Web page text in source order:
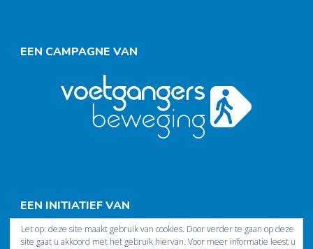
EEN CAMPAGNE VAN
EEN INITIATIEF VAN
Let op: deze site maakt gebruik van cookies. Door verder te gaan op deze
site gaat u akkoord met het gebruik hiervan. Voor meer informatie leest u